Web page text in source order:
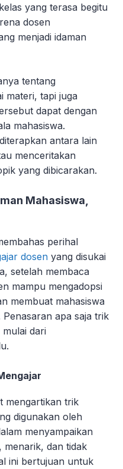
yang terasa begitu
dosen
menjadi idaman
tentang
materi, tapi juga
dapat dengan
mahasiswa.
antara lain
menceritakan
yang dibicarakan.
Mahasiswa,
perihal
dosen yang disukai
setelah membaca
mampu mengadopsi
membuat mahasiswa
apa saja trik
dari
mengartikan trik
digunakan oleh
menyampaikan
menarik, dan tidak
ini bertujuan untuk